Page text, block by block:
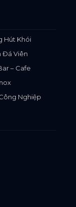
Hút Khói
Đá Viên
– Cafe
Nghiệp